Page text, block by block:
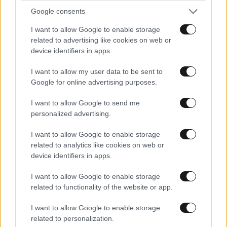
Google consents
I want to allow Google to enable storage
related to advertising like cookies on web or
device identifiers in apps.
I want to allow my user data to be sent to
Google for online advertising purposes.
I want to allow Google to send me
personalized advertising.
I want to allow Google to enable storage
related to analytics like cookies on web or
device identifiers in apps.
I want to allow Google to enable storage
related to functionality of the website or app.
I want to allow Google to enable storage
related to personalization.
προέλευση να μην είναι φυσική: «Η οσμή θύμιζε
χημικό, δεν φαινόταν να προέρχεται από φυσικά
αίτια όπως πλαγκτόν».
ευθυνών σε περίπτωση που πρόκειται για ρύπανση
από ανθρώπινη δραστηριότητα.
Κλείνοντας, τόνισε τη σημασία της έγκαιρης
έχει εισπνεύσει. Αυτό θα βοηθήσει και στο να μην
κυκλοφορούν φήμες, αλλά και στο πώς θα
μέλλον».